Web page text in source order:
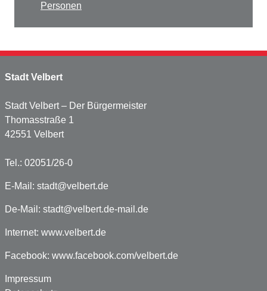
Personen
Stadt Velbert
Stadt Velbert – Der Bürgermeister
Thomasstraße 1
42551 Velbert
Tel.: 02051/26-0
E-Mail: stadt@velbert.de
De-Mail: stadt@velbert.de-mail.de
Internet: www.velbert.de
Facebook: www.facebook.com/velbert.de
Impressum